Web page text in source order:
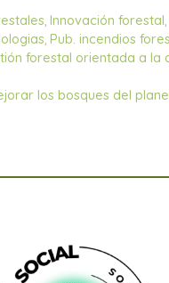
,Innovación forestal
, Pub. incendios
forestal orientada a
los bosques del